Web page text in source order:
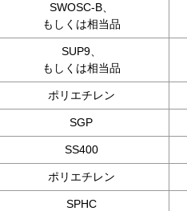
SWOSC-B、
もしくは相当品
SUP9、
もしくは相当品
ポリエチレン
SGP
SS400
ポリエチレン
SPHC